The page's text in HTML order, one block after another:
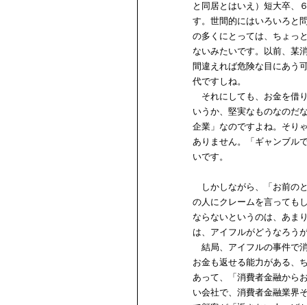
と同居とはいえ）短大卒、
す。世間的にはいろいろと
の多くにとっては、ちょっ
ないみたいです。以前、某
間違えれば危険な目にあう
代ですしね。
それにしても、お金を借
いうか、堅実なものなのだ
企業」なのですよね。そり
ありません。「ギャンブル
いです。
しかしながら、「お前の
の人にクレームを言っても
ならないというのは、あま
は、アイフルがどうなろう
結局、アイフルの事件で
お金も返せる能力がある、
あって、「消費者金融から
い会社で、消費者金融業界